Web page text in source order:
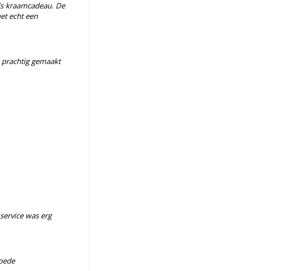
kraamcadeau. De
echt een
gemaakt
was erg